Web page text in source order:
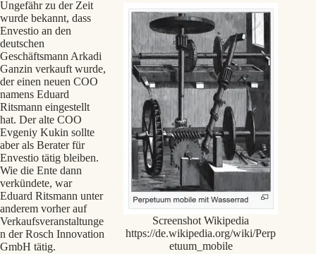
Screenshot Wikipedia
https://de.wikipedia.org/wiki/Perp
etuum_mobile
Ungefähr zu der Zeit
wurde bekannt, dass
Envestio an den
deutschen
Geschäftsmann Arkadi
Ganzin verkauft wurde,
der einen neuen COO
namens Eduard
Ritsmann eingestellt
hat. Der alte COO
Evgeniy Kukin sollte
aber als Berater für
Envestio tätig bleiben.
Wie die Ente dann
verkündete, war
Eduard Ritsmann unter
anderem vorher auf
Verkaufsveranstaltunge
n der Rosch Innovation
GmbH tätig.